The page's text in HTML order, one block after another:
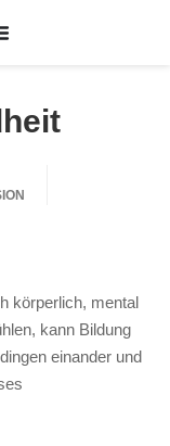
körperlich, mental
kann Bildung
einander und